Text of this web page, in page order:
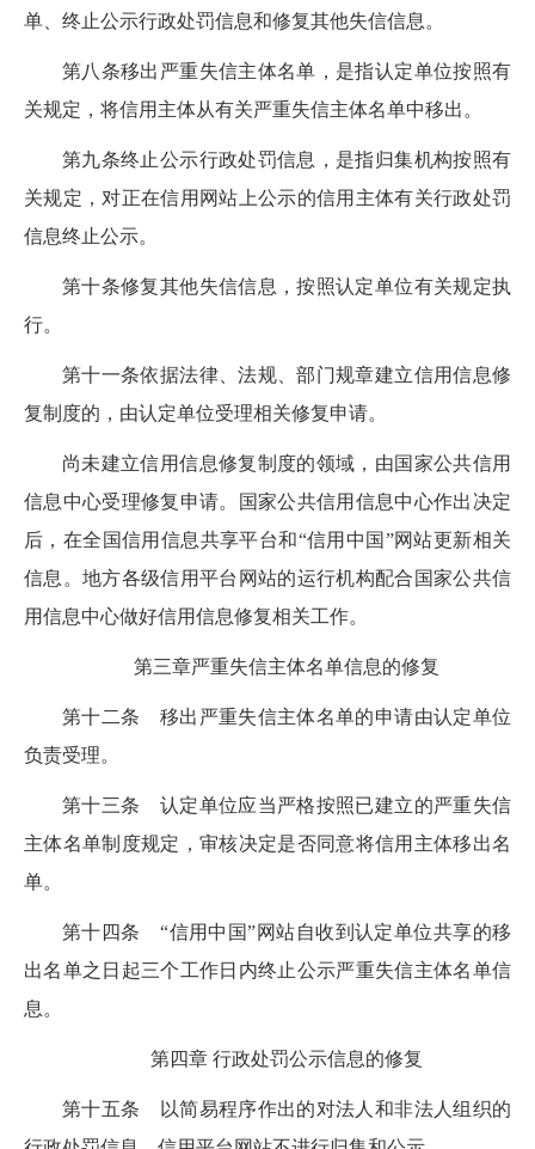
单、终止公示行政处罚信息和修复其他失信信息。
第八条移出严重失信主体名单，是指认定单位按照有
关规定，将信用主体从有关严重失信主体名单中移出。
第九条终止公示行政处罚信息，是指归集机构按照有
关规定，对正在信用网站上公示的信用主体有关行政处罚
信息终止公示。
第十条修复其他失信信息，按照认定单位有关规定执
行。
第十一条依据法律、法规、部门规章建立信用信息修
复制度的，由认定单位受理相关修复申请。
尚未建立信用信息修复制度的领域， 由国家公共信用
信息中心受理修复申请。国家公共信用信息中心作出决定
后，在全国信用信息共享平台和“信用中国”网站更新相关
信息。地方各级信用平台网站的运行机构配合国家公共信
用信息中心做好信用信息修复相关工作。
第三章严重失信主体名单信息的修复
第十二条 移出严重失信主体名单的申请由认定单位
负责受理。
第十三条 认定单位应当严格按照已建立的严重失信
主体名单制度规定，审核决定是否同意将信用主体移出名
单。
第十四条“信用中国”网站自收到 认定单位共享的移
出名单之日起三个工作日内终止公示严重失信主体名单信
息。
第四章 行政处罚公示信息的修复
第十五条
以简易程序作出的对法人和非法人组织的